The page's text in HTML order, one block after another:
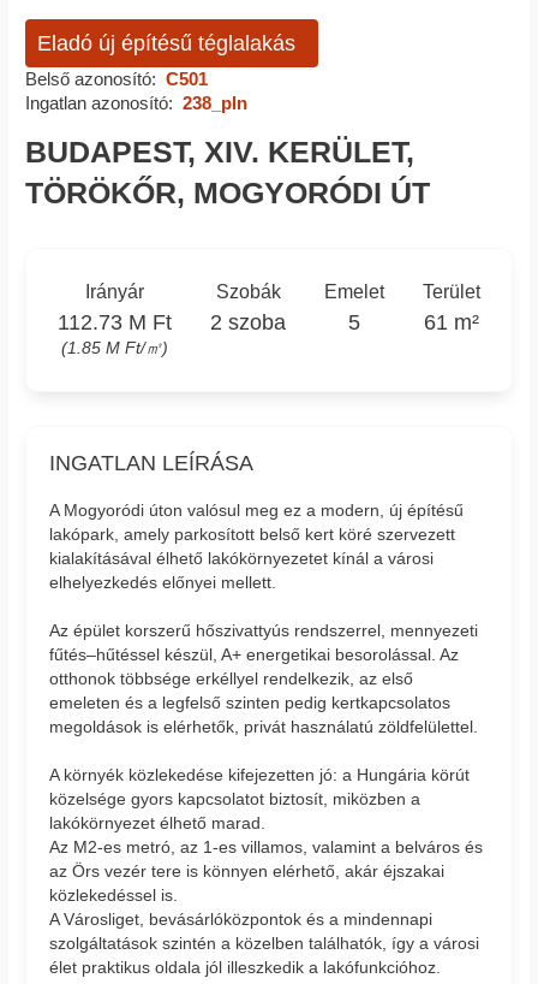
Eladó új építésű téglalakás
Belső azonosító: C501
Ingatlan azonosító: 238_pln
BUDAPEST, XIV. KERÜLET,
TÖRÖKŐR, MOGYORÓDI ÚT
Irányár
112.73 M Ft
(1.85 M Ft/㎡)
Szobák
2 szoba
Emelet
5
Terület
61 m²
INGATLAN LEÍRÁSA
A Mogyoródi úton valósul meg ez a modern, új építésű
lakópark, amely parkosított belső kert köré szervezett
kialakításával élhető lakókörnyezetet kínál a városi
elhelyezkedés előnyei mellett.
Az épület korszerű hőszivattyús rendszerrel, mennyezeti
fűtés–hűtéssel készül, A+ energetikai besorolással. Az
otthonok többsége erkéllyel rendelkezik, az első
emeleten és a legfelső szinten pedig kertkapcsolatos
megoldások is elérhetők, privát használatú zöldfelülettel.
A környék közlekedése kifejezetten jó: a Hungária körút
közelsége gyors kapcsolatot biztosít, miközben a
lakókörnyezet élhető marad.
Az M2-es metró, az 1-es villamos, valamint a belváros és
az Örs vezér tere is könnyen elérhető, akár éjszakai
közlekedéssel is.
A Városliget, bevásárlóközpontok és a mindennapi
szolgáltatások szintén a közelben találhatók, így a városi
élet praktikus oldala jól illeszkedik a lakófunkcióhoz.